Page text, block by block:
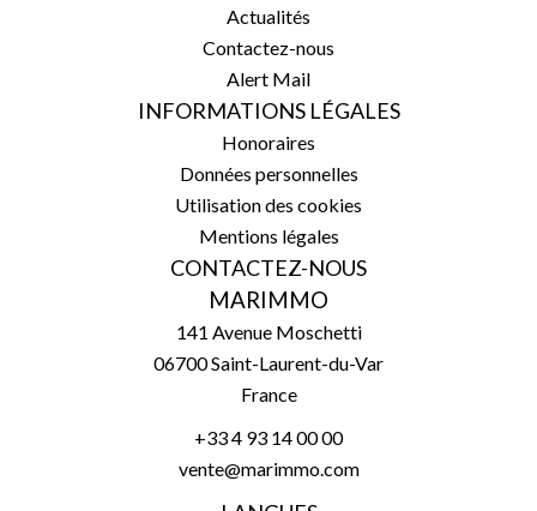
Actualités
Contactez-nous
Alert Mail
INFORMATIONS LÉGALES
Honoraires
Données personnelles
Utilisation des cookies
Mentions légales
CONTACTEZ-NOUS
MARIMMO
141 Avenue Moschetti
06700Saint-Laurent-du-Var
France
+33 4 93 14 00 00
vente@marimmo.com